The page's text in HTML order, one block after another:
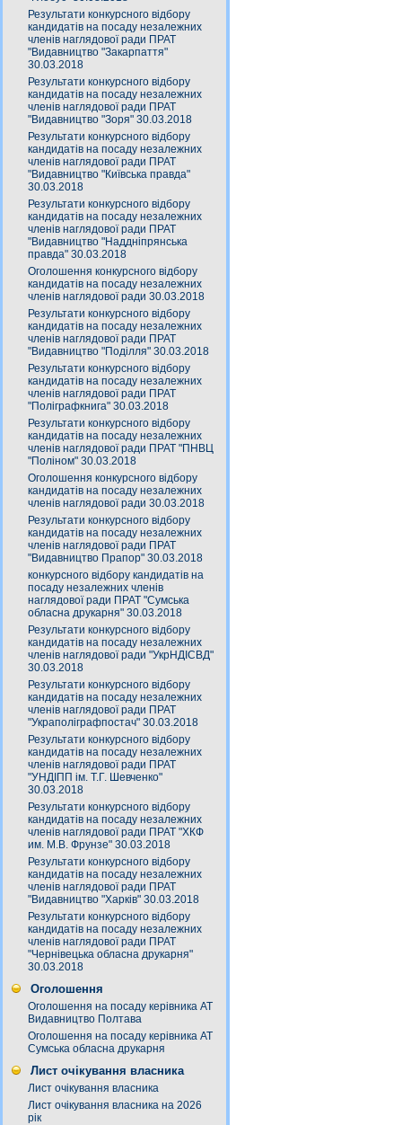
Результати конкурсного відбору
кандидатів на посаду незалежних
членів наглядової ради ПРАТ
"Видавництво "Закарпаття"
30.03.2018
Результати конкурсного відбору
кандидатів на посаду незалежних
членів наглядової ради ПРАТ
"Видавництво "Зоря" 30.03.2018
Результати конкурсного відбору
кандидатів на посаду незалежних
членів наглядової ради ПРАТ
"Видавництво "Київська правда"
30.03.2018
Результати конкурсного відбору
кандидатів на посаду незалежних
членів наглядової ради ПРАТ
"Видавництво "Наддніпрянська
правда" 30.03.2018
Оголошення конкурсного відбору
кандидатів на посаду незалежних
членів наглядової ради 30.03.2018
Результати конкурсного відбору
кандидатів на посаду незалежних
членів наглядової ради ПРАТ
"Видавництво "Поділля" 30.03.2018
Результати конкурсного відбору
кандидатів на посаду незалежних
членів наглядової ради ПРАТ
"Поліграфкнига" 30.03.2018
Результати конкурсного відбору
кандидатів на посаду незалежних
членів наглядової ради ПРАТ "ПНВЦ
"Поліном" 30.03.2018
Оголошення конкурсного відбору
кандидатів на посаду незалежних
членів наглядової ради 30.03.2018
Результати конкурсного відбору
кандидатів на посаду незалежних
членів наглядової ради ПРАТ
"Видавництво Прапор" 30.03.2018
конкурсного відбору кандидатів на
посаду незалежних членів
наглядової ради ПРАТ "Сумська
обласна друкарня" 30.03.2018
Результати конкурсного відбору
кандидатів на посаду незалежних
членів наглядової ради "УкрНДІСВД"
30.03.2018
Результати конкурсного відбору
кандидатів на посаду незалежних
членів наглядової ради ПРАТ
"Украполіграфпостач" 30.03.2018
Результати конкурсного відбору
кандидатів на посаду незалежних
членів наглядової ради ПРАТ
"УНДІПП ім. Т.Г. Шевченко"
30.03.2018
Результати конкурсного відбору
кандидатів на посаду незалежних
членів наглядової ради ПРАТ "ХКФ
им. М.В. Фрунзе" 30.03.2018
Результати конкурсного відбору
кандидатів на посаду незалежних
членів наглядової ради ПРАТ
"Видавництво "Харків" 30.03.2018
Результати конкурсного відбору
кандидатів на посаду незалежних
членів наглядової ради ПРАТ
"Чернівецька обласна друкарня"
30.03.2018
Оголошення
Оголошення на посаду керівника АТ
Видавництво Полтава
Оголошення на посаду керівника АТ
Сумська обласна друкарня
Лист очікування власника
Лист очікування власника
Лист очікування власника на 2026
рік